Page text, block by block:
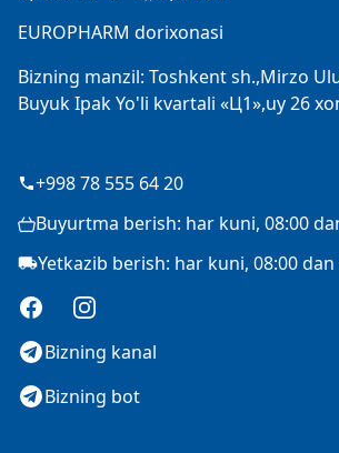
EUROPHARM dorixonasi
Bizning manzil: Toshkent sh.,Mirzo
Buyuk Ipak Yo'li kvartali «Ц1»,uy 26
+998 78 555 64 20
Buyurtma berish: har kuni, 08:00
Yetkazib berish: har kuni, 08:00 dan
FacebookInstagram
Bizning kanal
Bizning bot